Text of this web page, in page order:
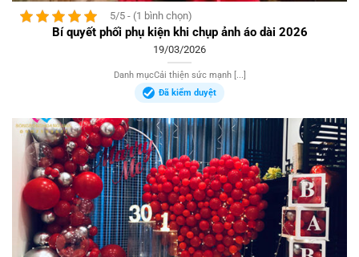
5/5 - (1 bình chọn)
Bí quyết phối phụ kiện khi chụp ảnh áo dài 2026
19/03/2026
Danh mụcCải thiện sức mạnh [...]
Đã kiểm duyệt